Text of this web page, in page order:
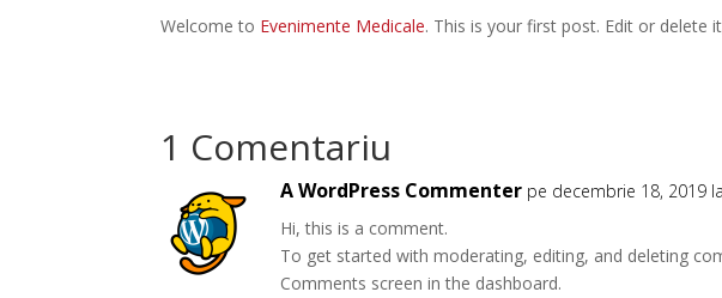
Welcome to Evenimente Medicale. This is your first post. Edit or delete
1 Comentariu
A WordPress Commenter pe decembrie 18, 2019
Hi, this is a comment.
To get started with moderating, editing, and deleting
Comments screen in the dashboard.